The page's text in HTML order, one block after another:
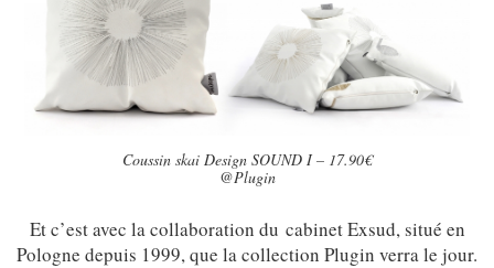
Coussin skai Design SOUND I – 17.90€
@Plugin
Et c’est avec la collaboration du cabinet Exsud, situé en
Pologne depuis 1999, que la collection Plugin verra le jour.